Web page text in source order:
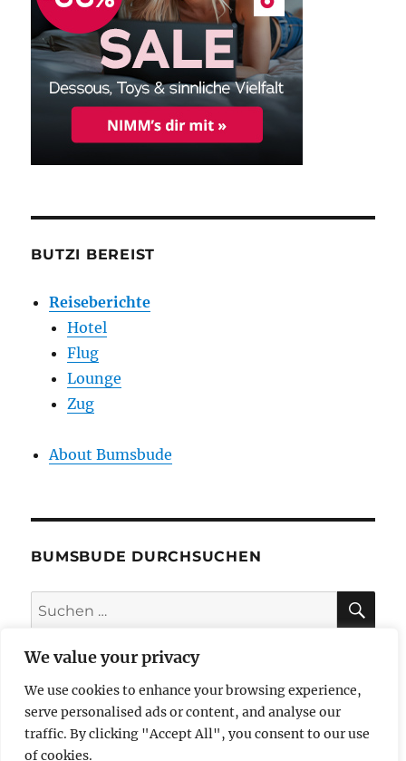
We value your privacy
We use cookies to enhance your browsing experience,
serve personalised ads or content, and analyse our
traffic. By clicking "Accept All", you consent to our use
of cookies.
BUTZI BEREIST
Reiseberichte
Hotel
Flug
Lounge
Zug
About Bumsbude
BUMSBUDE DURCHSUCHEN
Suche
nach:
impressum
datenschutzerklärung